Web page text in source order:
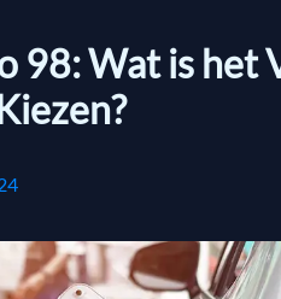
98: Wat is het